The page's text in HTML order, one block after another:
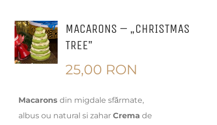
MACARONS – „CHRISTMAS
TREE”
25,00 RON
Macarons din migdale sfărmate,
albus ou natural si zahar Crema de